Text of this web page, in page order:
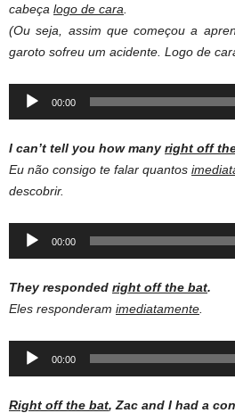
cabeça logo de cara
(Ou seja, assim que começou a
garoto sofreu um acidente. Logo de
Audio
00:00
I can’t tell you how many right off
Eu não consigo te falar quantos
descobrir.
Audio
00:00
They responded right off the bat.
Eles responderam imediatamente
Audio
00:00
Right off the bat, Zac and I had a